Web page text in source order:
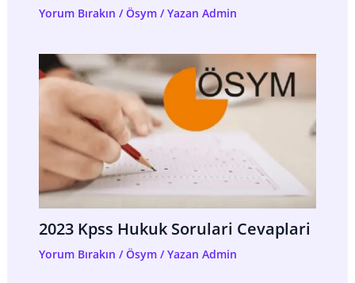
Yorum Bırakın /Ösym/ Yazan Admin
2023 Kpss Hukuk Sorulari Cevaplari
Yorum Bırakın /Ösym/ Yazan Admin